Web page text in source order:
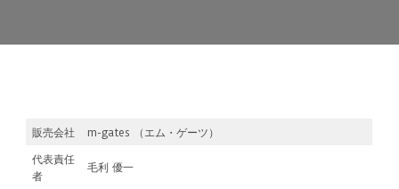
販売会社
m-gates （エム・ゲーツ）
代表責任
者
毛利 優一